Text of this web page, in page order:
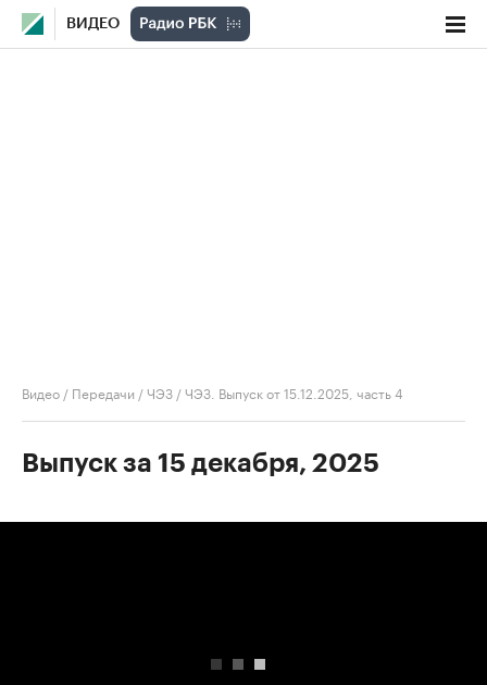
ВИДЕО
Видео / Передачи /ЧЭЗ /ЧЭЗ. Выпуск от 15.12.2025, часть 4
Выпуск за 15 декабря, 2025